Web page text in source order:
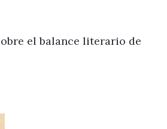
el balance literario de